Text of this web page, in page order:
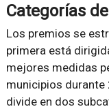
Categorías
Los premios se
primera está
mejores medidas
municipios
divide en dos